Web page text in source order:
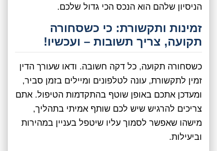
הניסיון שלהם הוא הנכס הכי גדול שלכם.
זמינות ותקשורת: כי כשסחורה
תקועה, צריך תשובות – ועכשיו!
כשסחורה תקועה, כל דקה חשובה. ודאו שעורך הדין
זמין לתקשורת, עונה לטלפונים ומיילים בזמן סביר,
ומעדכן אתכם באופן שוטף בהתקדמות הטיפול. אתם
צריכים להרגיש שיש לכם שותף אמיתי בתהליך,
מישהו שאפשר לסמוך עליו שיטפל בעניין במהירות
וביעילות.